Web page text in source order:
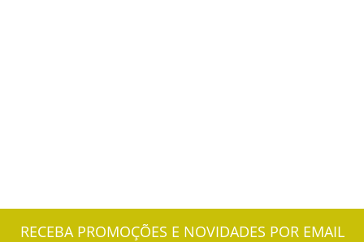
RECEBA PROMOÇÕES E NOVIDADES POR EMAIL